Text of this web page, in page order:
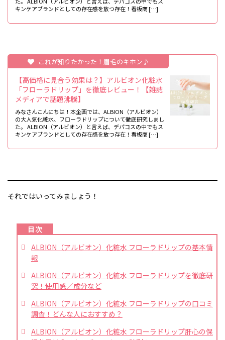
キンケアブランドとしての存在感を放つ存在！看板商 […]
これが知りたかった！眉毛のキホン♪
【高価格に見合う効果は？】アルビオン化粧水
「フローラドリップ」を徹底レビュー！【雑誌
メディアで話題沸騰】
みなさんこんにちは！本企画では、ALBION（アルビオン）
の大人気化粧水、フローラドリップについて徹底研究しまし
た。 ALBION（アルビオン）と言えば、デパコスの中でもス
キンケアブランドとしての存在感を放つ存在！看板商 […]
それではいってみましょう！
ALBION（アルビオン）化粧水 フローラドリップの基本情
報
ALBION（アルビオン）化粧水 フローラドリップを徹底研
究！使用感／成分など
ALBION（アルビオン）化粧水 フローラドリップの口コミ
調査！どんな人におすすめ？
ALBION（アルビオン）化粧水 フローラドリップ肝心の保